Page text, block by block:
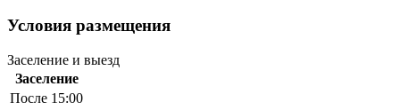
Условия размещения
Заселение и выезд
Заселение
После 15:00